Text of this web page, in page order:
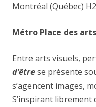
Montréal (Québec)
Métro Place des arts
Entre arts visuels,
d’êtrese présente
s’agencent images,
S’inspirant librement